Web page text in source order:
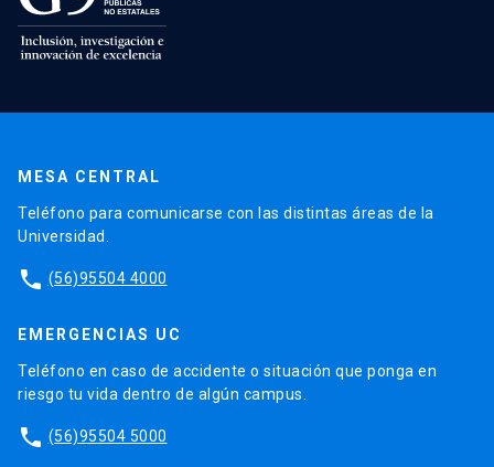
MESA CENTRAL
Teléfono para comunicarse con las distintas áreas de la
Universidad.
phone (56)95504 4000
EMERGENCIAS UC
Teléfono en caso de accidente o situación que ponga en
riesgo tu vida dentro de algún campus.
phone (56)95504 5000